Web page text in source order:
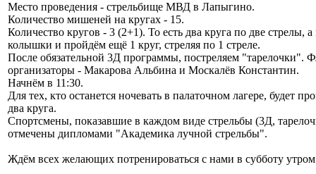
Место проведения - стрельбище МВД в Лапыгино.
Количество мишеней на кругах - 15.
Количество кругов - 3 (2+1). То есть два круга по две стрелы,
колышки и пройдём ещё 1 круг, стреляя по 1 стреле.
После обязательной 3Д программы, постреляем "тарелочки".
организаторы - Макарова Альбина и Москалёв Константин.
Начнём в 11:30.
Для тех, кто останется ночевать в палаточном лагере, будет
два круга.
Спортсмены, показавшие в каждом виде стрельбы (3Д,
отмечены дипломами "Академика лучной стрельбы".
Ждём всех желающих потренироваться с нами в субботу